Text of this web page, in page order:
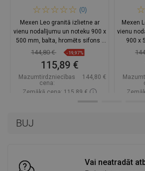
BUJ
Vai neatradāt
(0)
Mexen Leo granitā izlietne ar
vienu nodalījumu un noteku 900 x
500 mm, balta, hromēts sifons -
6501901010-20
144,80 € -19,97%
115,89 €
Mazumtirdzniecības
cena:
144,80 €
Zemākā cena: 115,89 €
Mexen
vienu
900 x